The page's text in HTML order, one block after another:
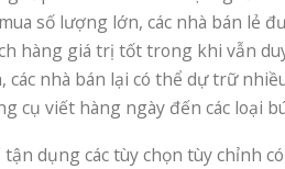
số lượng lớn, các nhà bán lẻ
hàng giá trị tốt trong khi vẫn
các nhà bán lại có thể dự trữ
cụ viết hàng ngày đến các loại
tận dụng các tùy chọn tùy chỉnh